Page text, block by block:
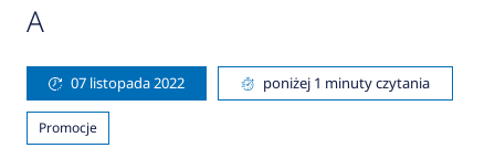
A
07 listopada 2022 poniżej 1 minuty czytania
Promocje